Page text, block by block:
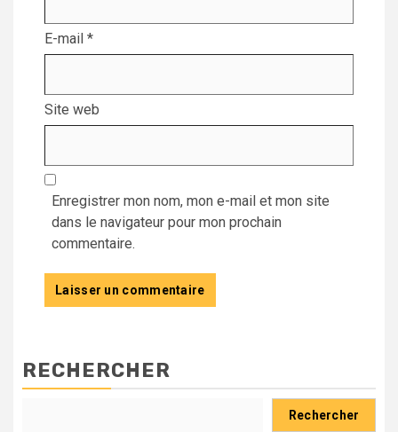
E-mail *
Site web
Enregistrer mon nom, mon e-mail et mon site
dans le navigateur pour mon prochain
commentaire.
RECHERCHER
Rechercher